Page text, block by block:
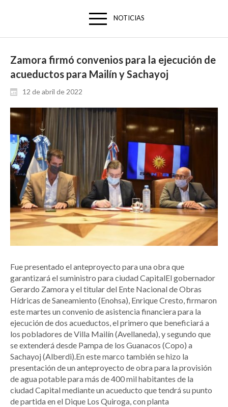
NOTICIAS
Zamora firmó convenios para la ejecución de
acueductos para Mailín y Sachayoj
12 de abril de 2022
Fue presentado el anteproyecto para una obra que
garantizará el suministro para ciudad CapitalEl gobernador
Gerardo Zamora y el titular del Ente Nacional de Obras
Hídricas de Saneamiento (Enohsa), Enrique Cresto, firmaron
este martes un convenio de asistencia financiera para la
ejecución de dos acueductos, el primero que beneficiará a
los pobladores de Villa Mailín (Avellaneda), y segundo que
se extenderá desde Pampa de los Guanacos (Copo) a
Sachayoj (Alberdi).En este marco también se hizo la
presentación de un anteproyecto de obra para la provisión
de agua potable para más de 400 mil habitantes de la
ciudad Capital mediante un acueducto que tendrá su punto
de partida en el Dique Los Quiroga, con planta